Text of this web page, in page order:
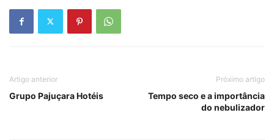
Artigo anterior
Grupo Pajuçara Hotéis
Próximo artigo
Tempo seco e a importância
do nebulizador